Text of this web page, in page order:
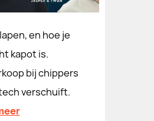
en hoe je
kapot is.
bij chippers
verschuift.